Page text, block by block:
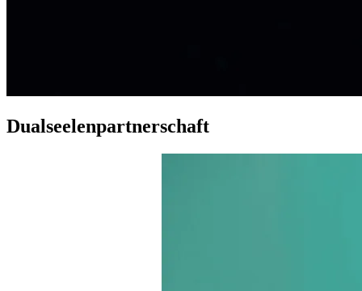
Dualseelenpartnerschaft